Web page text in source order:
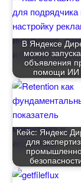
Яндексе
можно
объявления
помощи ИИ
Кейс: Яндекс
для